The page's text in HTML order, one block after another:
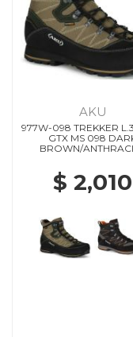
AKU
977W-098 TREKKER
GTX MS 098
BROWN/
$ 2,010